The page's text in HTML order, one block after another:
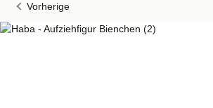
Vorherige